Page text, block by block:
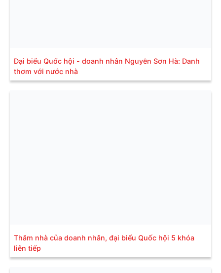
Đại biểu Quốc hội - doanh nhân Nguyễn Sơn Hà: Danh
thơm với nước nhà
Thăm nhà của doanh nhân, đại biểu Quốc hội 5 khóa
liên tiếp